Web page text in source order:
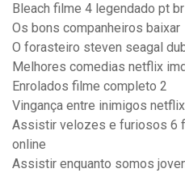
Bleach filme 4 legendado pt br
Os bons companheiros baixar
O forasteiro steven seagal
Melhores comedias netflix
Enrolados filme completo 2
Vingança entre inimigos netflix
Assistir velozes e furiosos 6
online
Assistir enquanto somos